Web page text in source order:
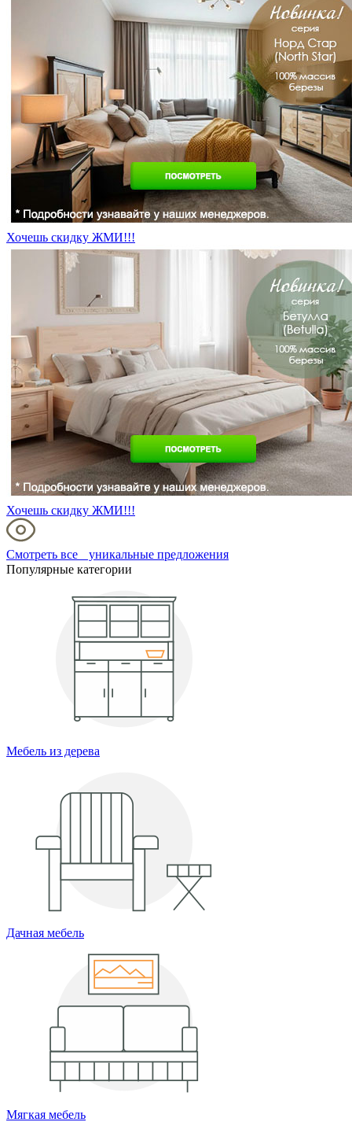
Хочешь скидку ЖМИ!!!
Хочешь скидку ЖМИ!!!
Смотреть все уникальные предложения
Популярные категории
Мебель из дерева
Дачная мебель
Мягкая мебель